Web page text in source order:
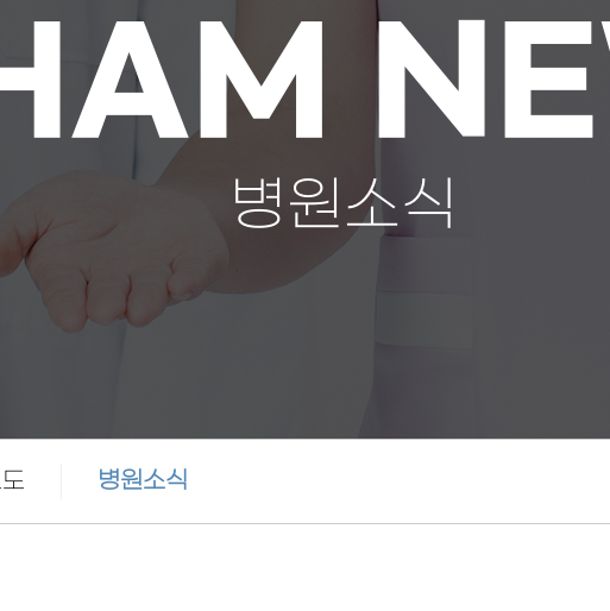
병원소식
병원소식